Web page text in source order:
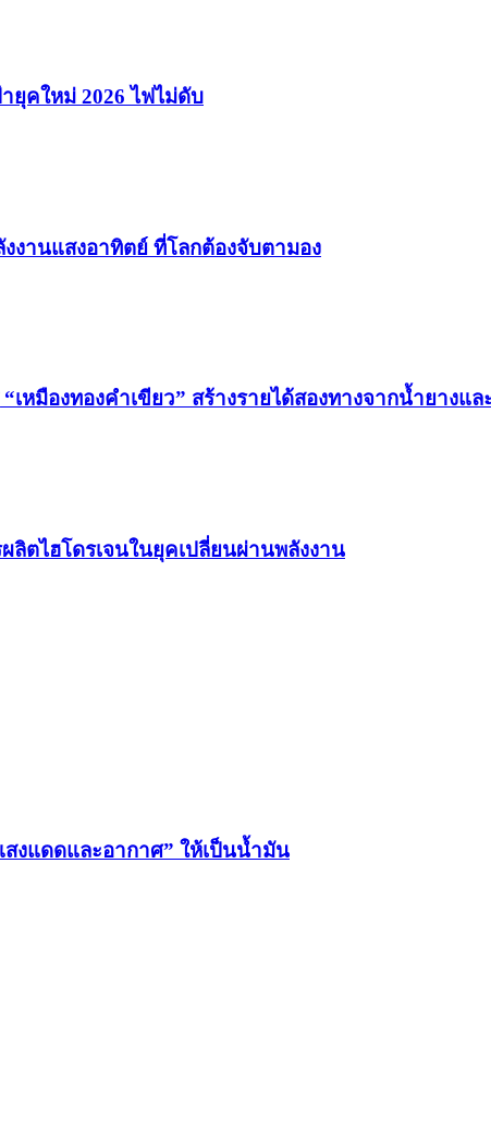
ายุคใหม่ 2026 ไฟไม่ดับ
งงานแสงอาทิตย์ ที่โลกต้องจับตามอง
หมืองทองคำเขียว” สร้างรายได้สองทางจากน้ำยางแ
ลิตไฮโดรเจนในยุคเปลี่ยนผ่านพลังงาน
สงแดดและอากาศ” ให้เป็นน้ำมัน